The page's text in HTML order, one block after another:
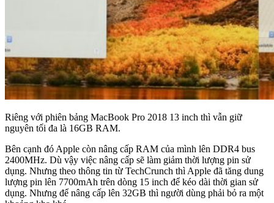
Riêng với phiên bảng MacBook Pro 2018 13 inch thì vẫn giữ
nguyên tối đa là 16GB RAM.
Bên cạnh đó Apple còn nâng cấp RAM của mình lên DDR4 bus
2400MHz. Dù vậy việc nâng cấp sẽ làm giảm thời lượng pin sử
dụng. Nhưng theo thông tin từ TechCrunch thì Apple đã tăng dung
lượng pin lên 7700mAh trên dòng 15 inch để kéo dài thời gian sử
dụng. Nhưng để nâng cấp lên 32GB thì người dùng phải bỏ ra một